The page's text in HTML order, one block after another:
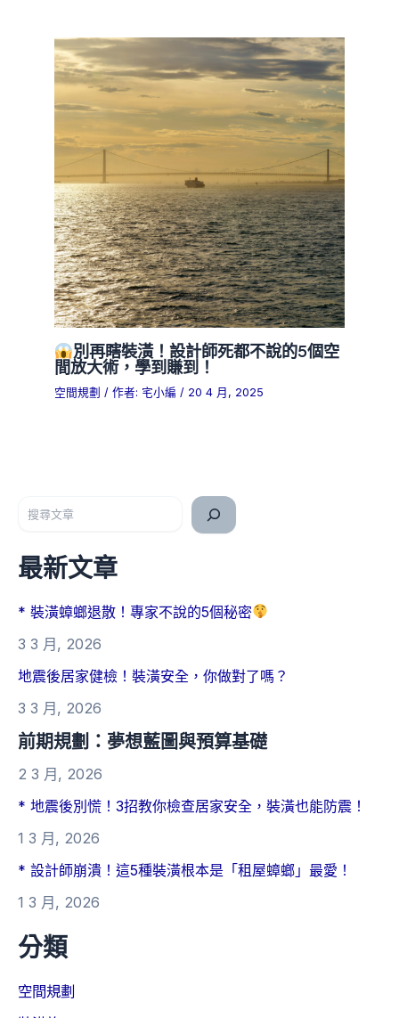
別再瞎裝潢！設計師死都不說的5個空
間放大術，學到賺到！
空間規劃 / 作者: 宅小編 / 20 4 月, 2025
最新文章
* 裝潢蟑螂退散！專家不說的5個秘密
3 3 月, 2026
地震後居家健檢！裝潢安全，你做對了嗎？
3 3 月, 2026
前期規劃：夢想藍圖與預算基礎
2 3 月, 2026
* 地震後別慌！3招教你檢查居家安全，裝潢也能防震！
1 3 月, 2026
* 設計師崩潰！這5種裝潢根本是「租屋蟑螂」最愛！
1 3 月, 2026
分類
空間規劃